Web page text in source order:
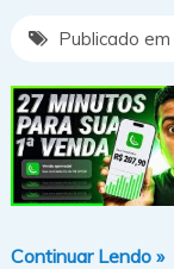
Publicado em
Continuar Lendo »